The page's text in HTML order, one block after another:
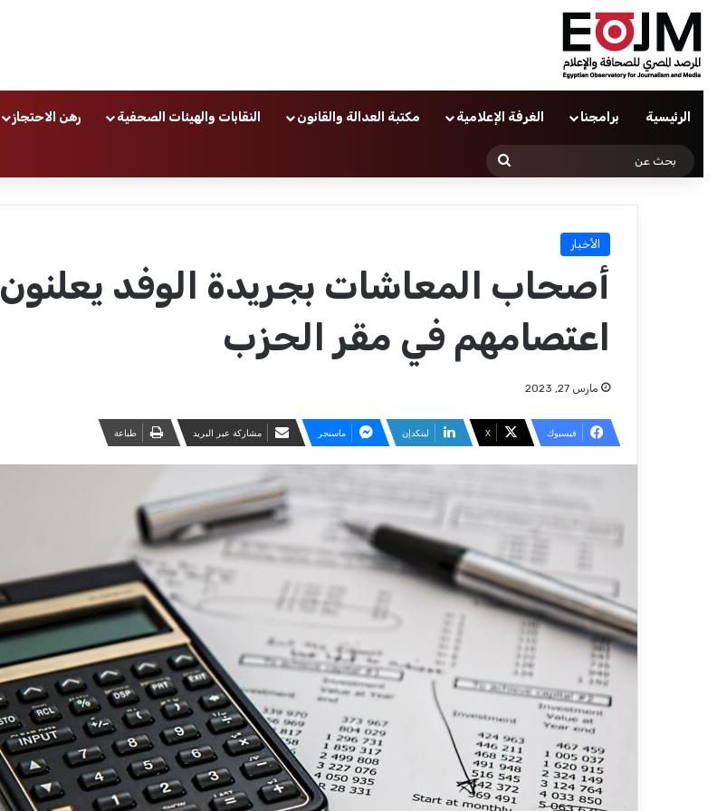
الرئيسية برامجنا الغرفة الإعلامية مكتبة العدالة والقانون النقابات والهيئات الصحفية رهن الاحتجاز
الأخبار
أصحاب المعاشات بجريدة الوفد يعلنون
اعتصامهم في مقر الحزب
مارس 27, 2023
فيسبوك ‫X لينكدإن ماسنجر مشاركة عبر البريد طباعة